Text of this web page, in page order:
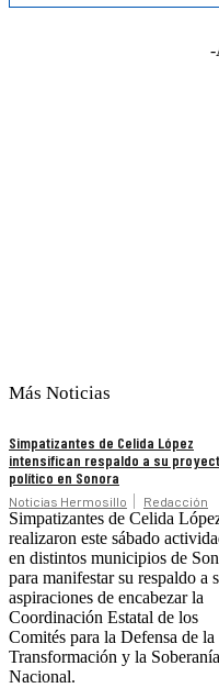
-
Más Noticias
Simpatizantes de Celida López
intensifican respaldo a su
político en Sonora
Noticias Hermosillo Redacción
Simpatizantes de Celida
realizaron este sábado
en distintos municipios de
para manifestar su respaldo a
aspiraciones de encabezar la
Coordinación Estatal de los
Comités para la Defensa de la
Transformación y la Soberanía
Nacional.